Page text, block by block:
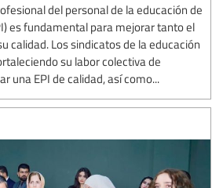
del personal de la educación de
es fundamental para mejorar tanto el
calidad. Los sindicatos de la educación
su labor colectiva de
una EPI de calidad, así como...